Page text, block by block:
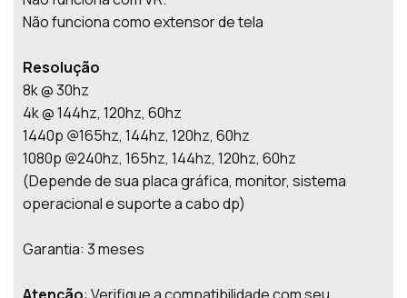
Não funciona como extensor de tela
Resolução
8k @ 30hz
4k @ 144hz, 120hz, 60hz
1440p @165hz, 144hz, 120hz, 60hz
1080p @240hz, 165hz, 144hz, 120hz, 60hz
(Depende de sua placa gráfica, monitor, sistema
operacional e suporte a cabo dp)
Garantia: 3 meses